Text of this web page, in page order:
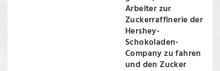
Arbeiter zur
Zuckerraffinerie der
Hershey-
Schokoladen-
Company zu fahren
und den Zucker